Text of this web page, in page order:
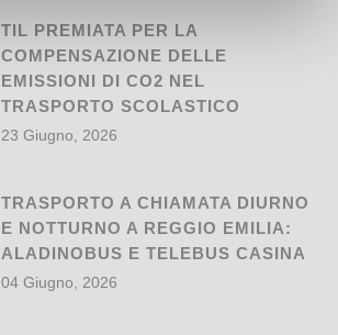
TIL PREMIATA PER LA
COMPENSAZIONE DELLE
EMISSIONI DI CO2 NEL
TRASPORTO SCOLASTICO
23 Giugno, 2026
TRASPORTO A CHIAMATA DIURNO
E NOTTURNO A REGGIO EMILIA:
ALADINOBUS E TELEBUS CASINA
04 Giugno, 2026